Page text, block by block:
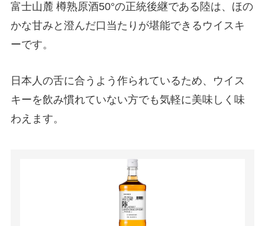
富士山麓 樽熟原酒50°の正統後継である陸は、ほの
かな甘みと澄んだ口当たりが堪能できるウイスキ
ーです。
日本人の舌に合うよう作られているため、ウイス
キーを飲み慣れていない方でも気軽に美味しく味
わえます。